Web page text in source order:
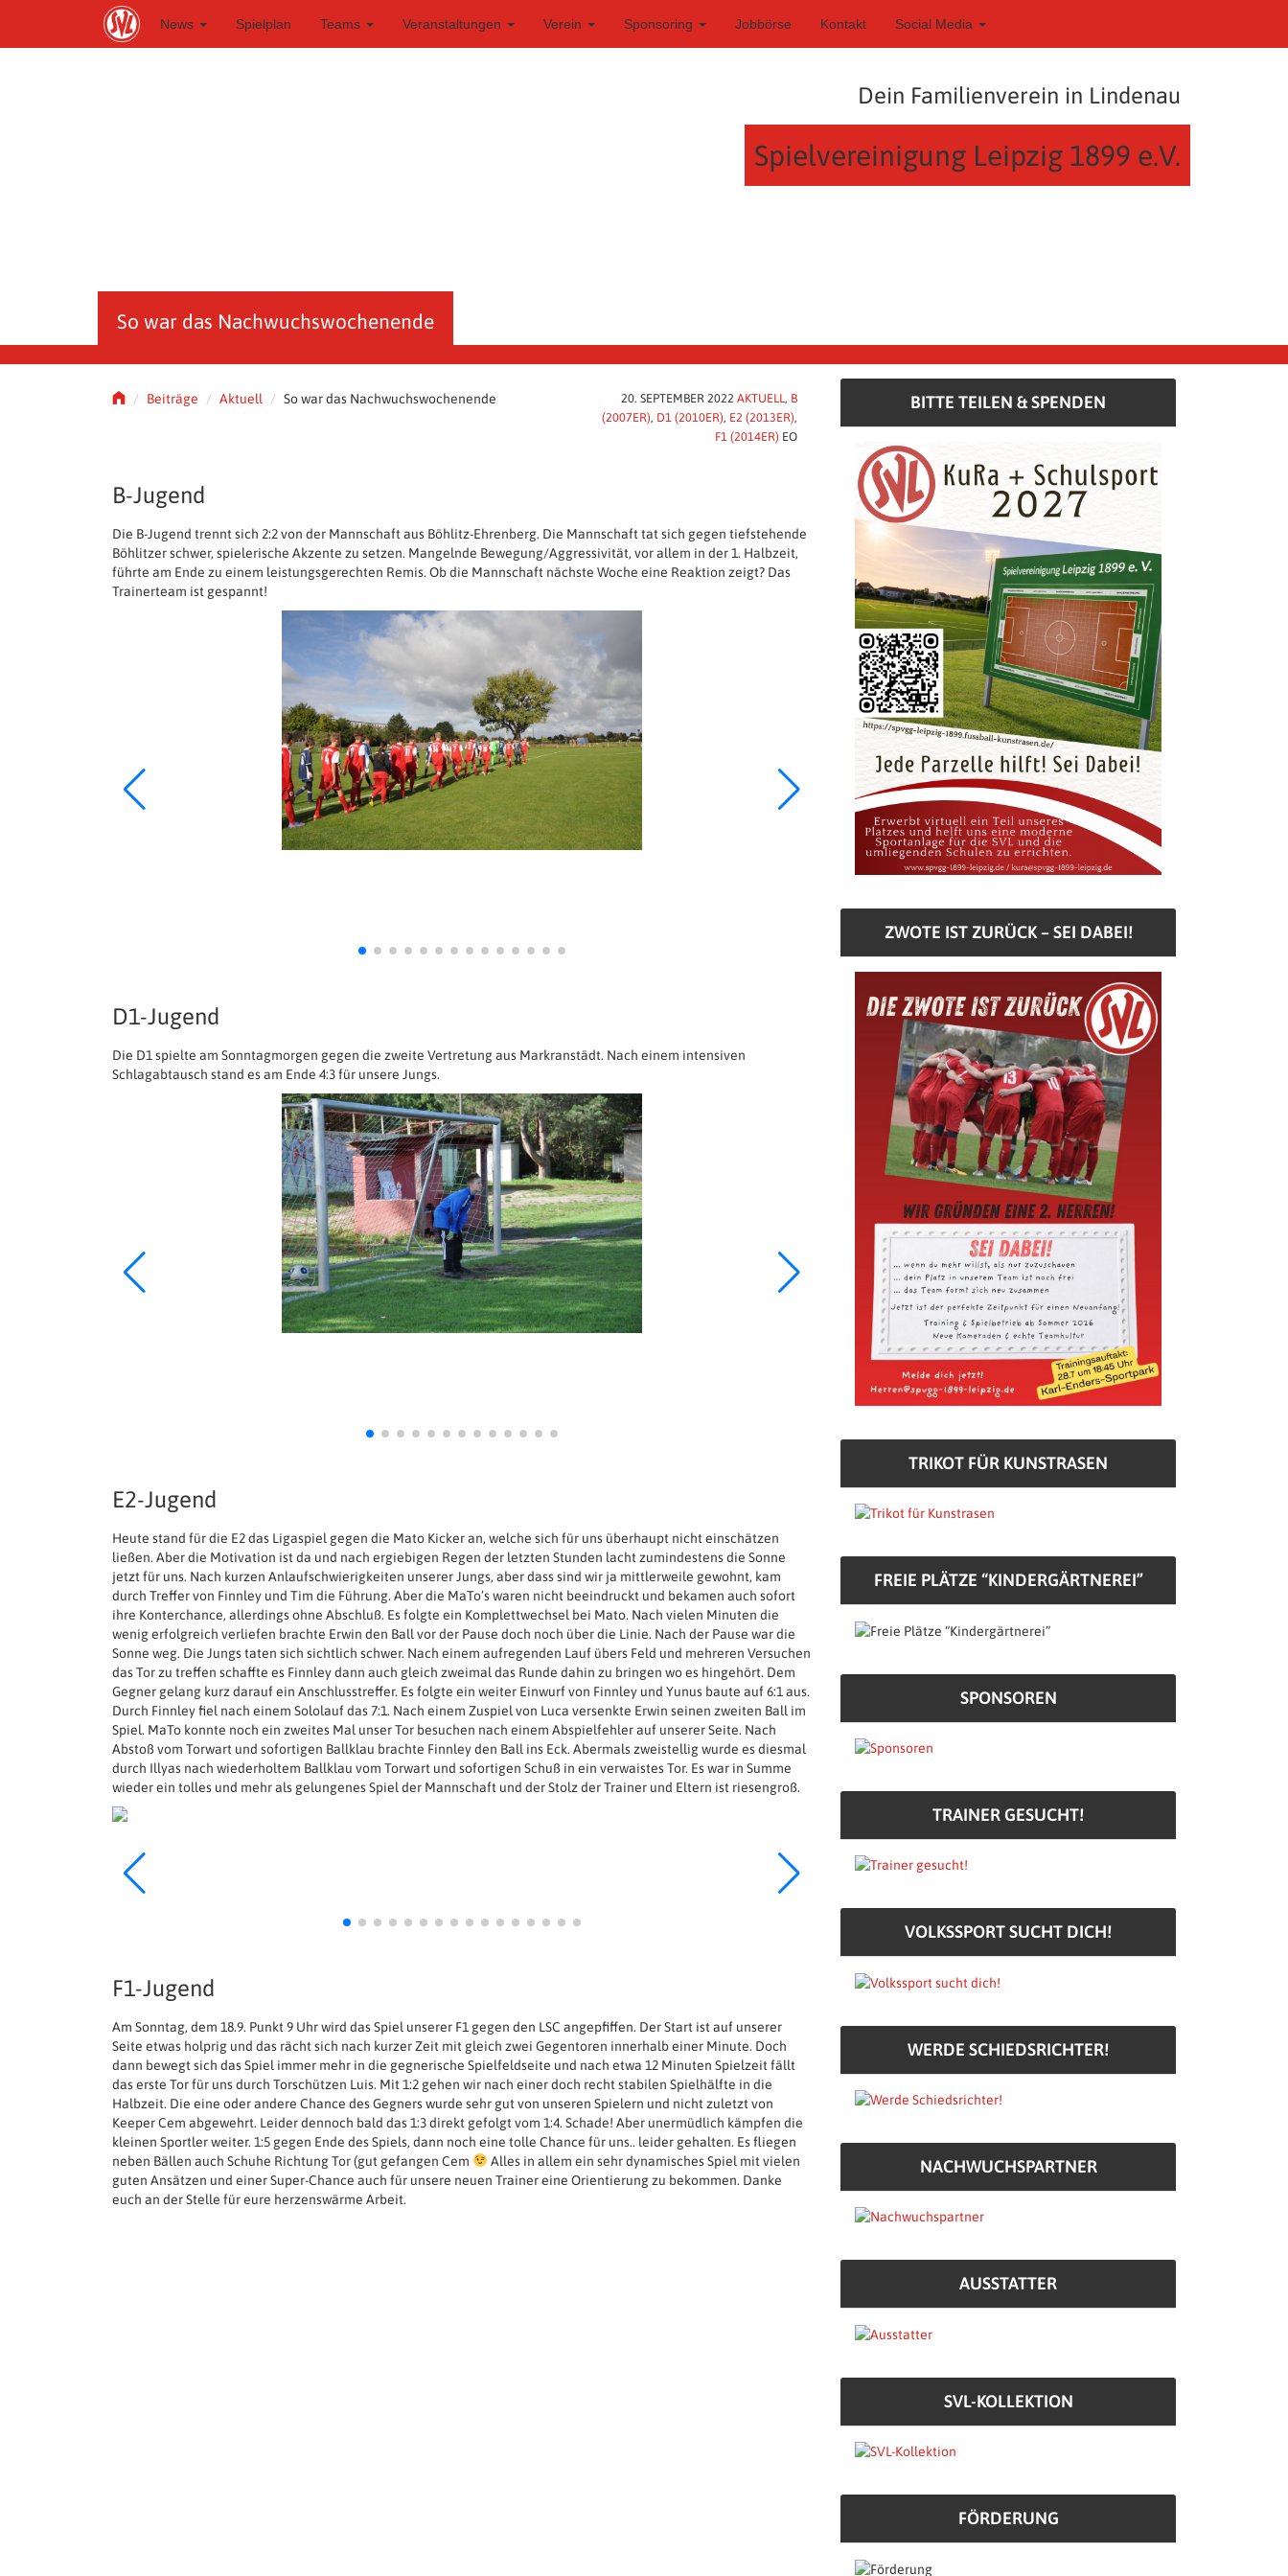
i
News Spielplan Teams Veranstaltungen Verein Sponsoring Jobbörse Kontakt Social Media
Dein Familienverein in Lindenau
Spielvereinigung Leipzig 1899 e.V.
So war das Nachwuchswochenende
Beiträge Aktuell So war das Nachwuchswochenende 20. SEPTEMBER 2022 AKTUELL, B
(2007ER), D1 (2010ER), E2 (2013ER),
F1 (2014ER) EO
B-Jugend
Die B-Jugend trennt sich 2:2 von der Mannschaft aus Böhlitz-Ehrenberg. Die Mannschaft tat sich gegen tiefstehende
Böhlitzer schwer, spielerische Akzente zu setzen. Mangelnde Bewegung/Aggressivität, vor allem in der 1. Halbzeit,
führte am Ende zu einem leistungsgerechten Remis. Ob die Mannschaft nächste Woche eine Reaktion zeigt? Das
Trainerteam ist gespannt!
D1-Jugend
Die D1 spielte am Sonntagmorgen gegen die zweite Vertretung aus Markranstädt. Nach einem intensiven
Schlagabtausch stand es am Ende 4:3 für unsere Jungs.
E2-Jugend
Heute stand für die E2 das Ligaspiel gegen die Mato Kicker an, welche sich für uns überhaupt nicht einschätzen
ließen. Aber die Motivation ist da und nach ergiebigen Regen der letzten Stunden lacht zumindestens die Sonne
jetzt für uns. Nach kurzen Anlaufschwierigkeiten unserer Jungs, aber dass sind wir ja mittlerweile gewohnt, kam
durch Treffer von Finnley und Tim die Führung. Aber die MaTo’s waren nicht beeindruckt und bekamen auch sofort
ihre Konterchance, allerdings ohne Abschluß. Es folgte ein Komplettwechsel bei Mato. Nach vielen Minuten die
wenig erfolgreich verliefen brachte Erwin den Ball vor der Pause doch noch über die Linie. Nach der Pause war die
Sonne weg. Die Jungs taten sich sichtlich schwer. Nach einem aufregenden Lauf übers Feld und mehreren Versuchen
das Tor zu treffen schaffte es Finnley dann auch gleich zweimal das Runde dahin zu bringen wo es hingehört. Dem
Gegner gelang kurz darauf ein Anschlusstreffer. Es folgte ein weiter Einwurf von Finnley und Yunus baute auf 6:1 aus.
Durch Finnley fiel nach einem Sololauf das 7:1. Nach einem Zuspiel von Luca versenkte Erwin seinen zweiten Ball im
Spiel. MaTo konnte noch ein zweites Mal unser Tor besuchen nach einem Abspielfehler auf unserer Seite. Nach
Abstoß vom Torwart und sofortigen Ballklau brachte Finnley den Ball ins Eck. Abermals zweistellig wurde es diesmal
durch Illyas nach wiederholtem Ballklau vom Torwart und sofortigen Schuß in ein verwaistes Tor. Es war in Summe
wieder ein tolles und mehr als gelungenes Spiel der Mannschaft und der Stolz der Trainer und Eltern ist riesengroß.
F1-Jugend
Am Sonntag, dem 18.9. Punkt 9 Uhr wird das Spiel unserer F1 gegen den LSC angepfiffen. Der Start ist auf unserer
Seite etwas holprig und das rächt sich nach kurzer Zeit mit gleich zwei Gegentoren innerhalb einer Minute. Doch
dann bewegt sich das Spiel immer mehr in die gegnerische Spielfeldseite und nach etwa 12 Minuten Spielzeit fällt
das erste Tor für uns durch Torschützen Luis. Mit 1:2 gehen wir nach einer doch recht stabilen Spielhälfte in die
Halbzeit. Die eine oder andere Chance des Gegners wurde sehr gut von unseren Spielern und nicht zuletzt von
Keeper Cem abgewehrt. Leider dennoch bald das 1:3 direkt gefolgt vom 1:4. Schade! Aber unermüdlich kämpfen die
kleinen Sportler weiter. 1:5 gegen Ende des Spiels, dann noch eine tolle Chance für uns.. leider gehalten. Es fliegen
neben Bällen auch Schuhe Richtung Tor (gut gefangen Cem
Alles in allem ein sehr dynamisches Spiel mit vielen
guten Ansätzen und einer Super-Chance auch für unsere neuen Trainer eine Orientierung zu bekommen. Danke
euch an der Stelle für eure herzenswärme Arbeit.
BITTE TEILEN & SPENDEN
ZWOTE IST ZURÜCK – SEI DABEI!
TRIKOT FÜR KUNSTRASEN
FREIE PLÄTZE “KINDERGÄRTNEREI”
SPONSOREN
TRAINER GESUCHT!
VOLKSSPORT SUCHT DICH!
WERDE SCHIEDSRICHTER!
NACHWUCHSPARTNER
AUSSTATTER
SVL-KOLLEKTION
FÖRDERUNG